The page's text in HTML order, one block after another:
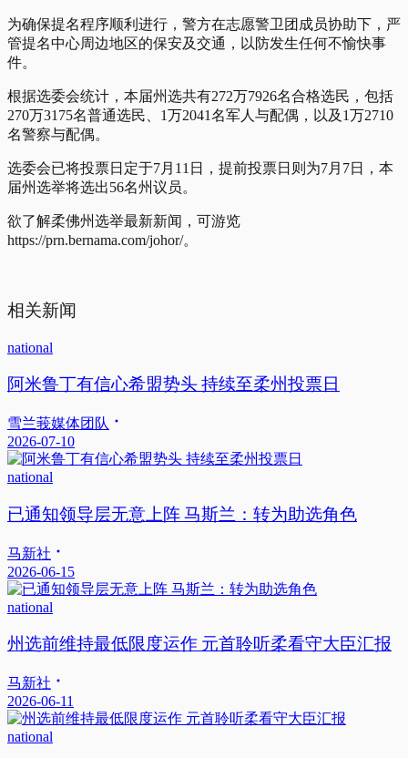
为确保提名程序顺利进行，警方在志愿警卫团成员协助下，严
管提名中心周边地区的保安及交通，以防发生任何不愉快事
件。
根据选委会统计，本届州选共有272万7926名合格选民，包括
270万3175名普通选民、1万2041名军人与配偶，以及1万2710
名警察与配偶。
选委会已将投票日定于7月11日，提前投票日则为7月7日，本
届州选举将选出56名州议员。
欲了解柔佛州选举最新新闻，可游览
https://prn.bernama.com/johor/。
相关新闻
national
阿米鲁丁有信心希盟势头 持续至柔州投票日
雪兰莪媒体团队
2026-07-10
national
已通知领导层无意上阵 马斯兰：转为助选角色
马新社
2026-06-15
national
州选前维持最低限度运作 元首聆听柔看守大臣汇报
马新社
2026-06-11
national